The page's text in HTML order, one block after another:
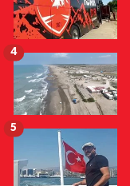
4
5